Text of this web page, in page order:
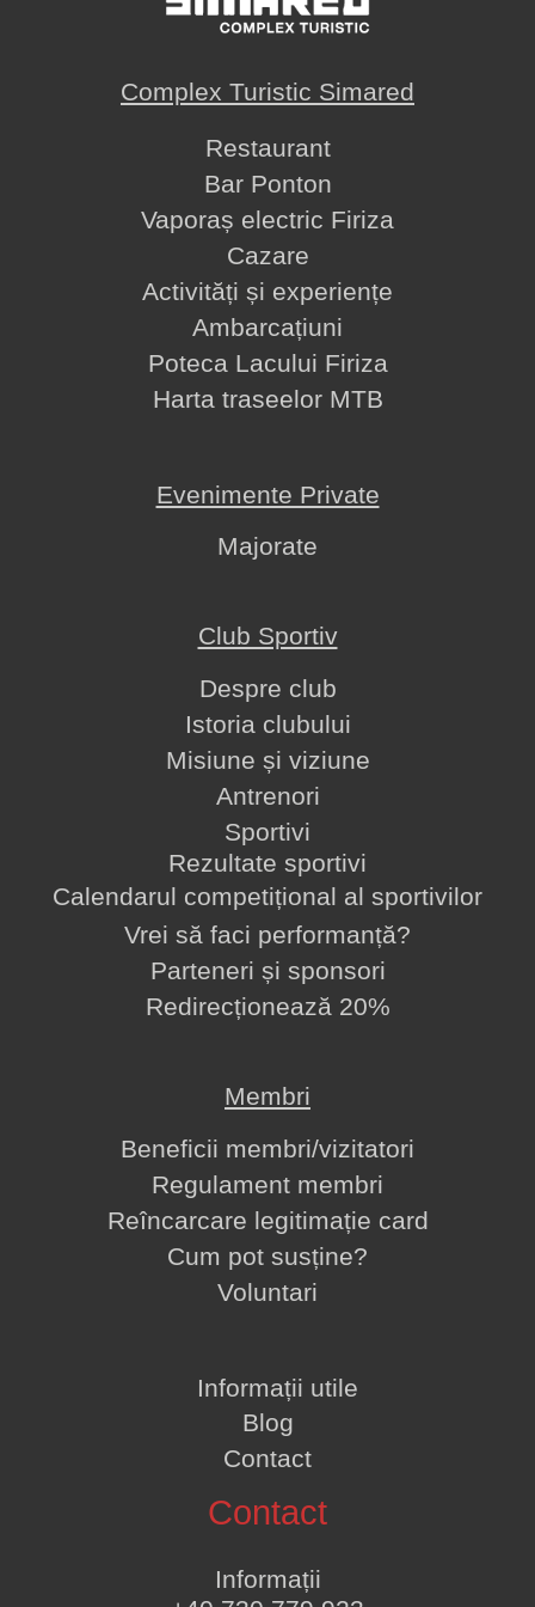
Complex Turistic Simared
Restaurant
Bar Ponton
Vaporaș electric Firiza
Cazare
Activități și experiențe
Ambarcațiuni
Poteca Lacului Firiza
Harta traseelor MTB
Evenimente Private
Majorate
Club Sportiv
Despre club
Istoria clubului
Misiune și viziune
Antrenori
Sportivi
Rezultate sportivi
Calendarul competițional al sportivilor
Vrei să faci performanță?
Parteneri și sponsori
Redirecționează 20%
Membri
Beneficii membri/vizitatori
Regulament membri
Reîncarcare legitimație card
Cum pot susține?
Voluntari
Informații utile
Blog
Contact
Contact
Informații